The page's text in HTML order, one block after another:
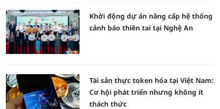
Khởi động dự án nâng cấp hệ thống
cảnh báo thiên tai tại Nghệ An
Tài sản thực token hóa tại Việt Nam:
Cơ hội phát triển nhưng không ít
thách thức